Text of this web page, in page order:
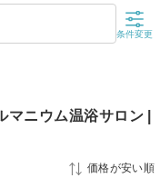
条件変更
ニウム温浴サロン |
価格が安い順